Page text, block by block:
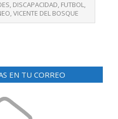
, DISCAPACIDAD, FUTBOL,
,VICENTE DEL BOSQUE
EN TU CORREO